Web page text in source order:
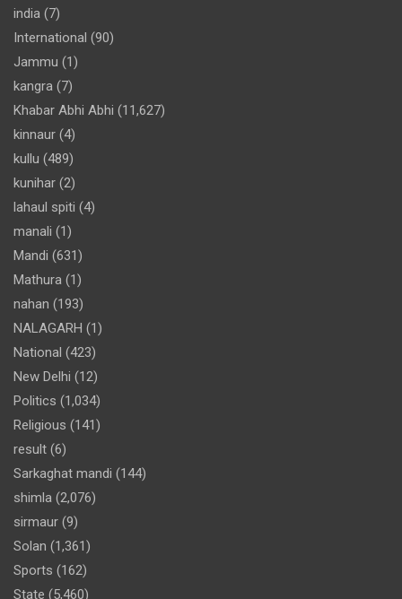
india (7)
International (90)
Jammu (1)
kangra (7)
Khabar Abhi Abhi (11,627)
kinnaur (4)
kullu (489)
kunihar (2)
lahaul spiti (4)
manali (1)
Mandi (631)
Mathura (1)
nahan (193)
NALAGARH (1)
National (423)
New Delhi (12)
Politics (1,034)
Religious (141)
result (6)
Sarkaghat mandi (144)
shimla (2,076)
sirmaur (9)
Solan (1,361)
Sports (162)
State (5,460)